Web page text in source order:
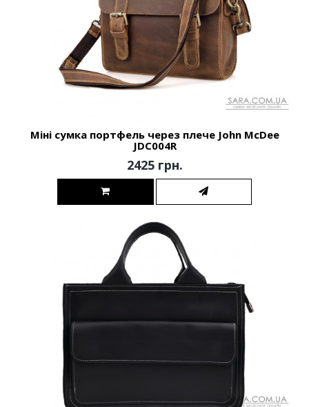
Міні сумка портфель через плече John McDee
JDC004R
2425 грн.